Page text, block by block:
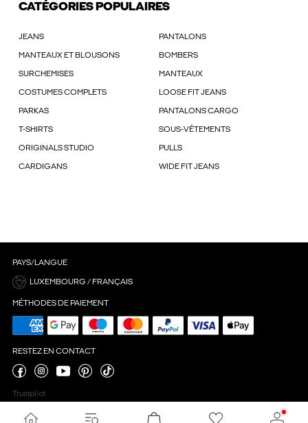
CATÉGORIES POPULAIRES
JEANS PANTALONS
MANTEAUX ET BLOUSONS BOMBERS
SURCHEMISES MANTEAUX
COSTUMES COMPLETS LOOSE FIT JEANS
PARKAS PANTALONS CARGO
T-SHIRTS SOUS-VÊTEMENTS
ORIGINALS STUDIO PULLS
CARDIGANS WIDE FIT JEANS
PAYS/LANGUE
LUXEMBOURG / FRANÇAIS
MÉTHODES DE PAIEMENT
RESTEZ EN CONTACT
Trustpilot